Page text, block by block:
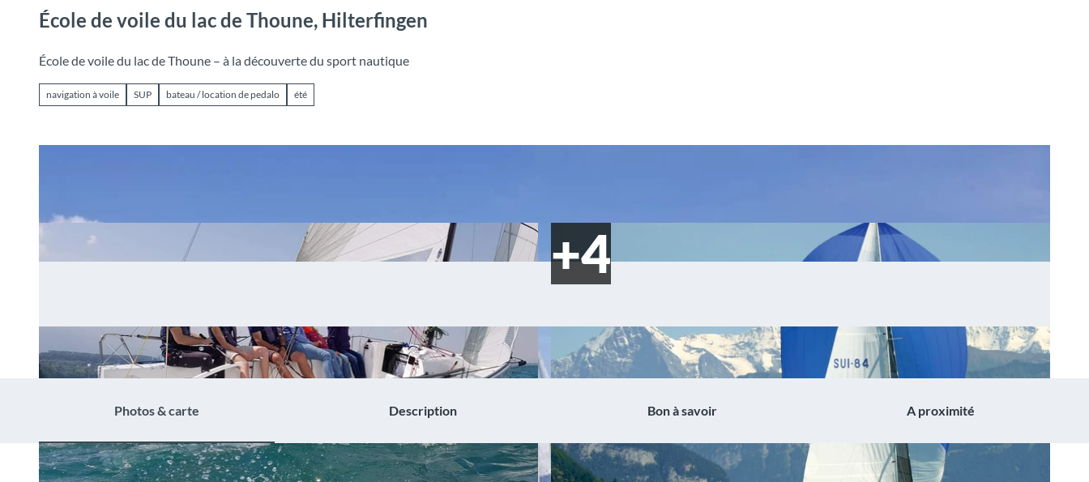
École de voile du lac de Thoune, Hilterfingen
École de voile du lac de Thoune – à la découverte du sport nautique
navigation à voile SUP bateau / location de pedalo été
Photos & carte Description Bon à savoir A proximité